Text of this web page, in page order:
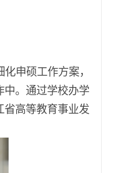
申硕工作方案，
中。通过学校办学
省高等教育事业发